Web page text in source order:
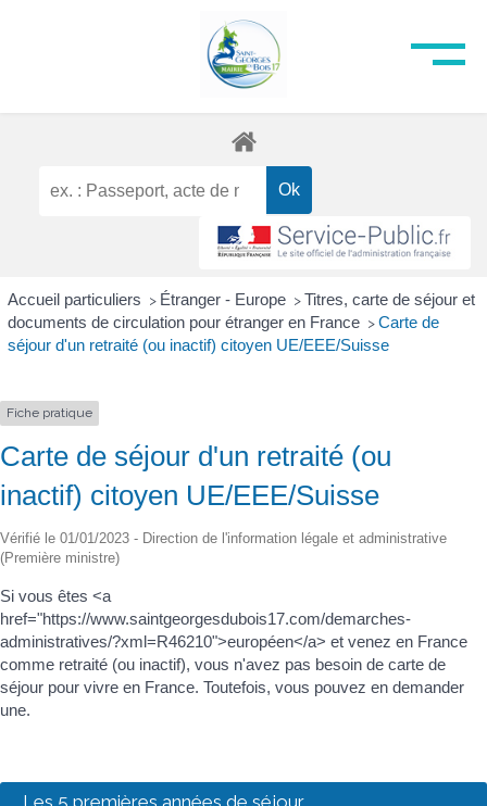
Accueil particuliers > Étranger - Europe > Titres, carte de séjour et
documents de circulation pour étranger en France > Carte de
séjour d'un retraité (ou inactif) citoyen UE/EEE/Suisse
Fiche pratique
Carte de séjour d'un retraité (ou
inactif) citoyen UE/EEE/Suisse
Vérifié le 01/01/2023 - Direction de l'information légale et administrative
(Première ministre)
Si vous êtes <a
href="https://www.saintgeorgesdubois17.com/demarches-
administratives/?xml=R46210">européen</a> et venez en France
comme retraité (ou inactif), vous n'avez pas besoin de carte de
séjour pour vivre en France. Toutefois, vous pouvez en demander
une.
Les 5 premières années de séjour